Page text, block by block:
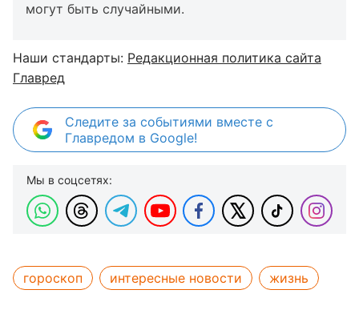
могут быть случайными.
Наши стандарты: Редакционная политика сайта
Главред
Следите за событиями вместе с
Главредом в Google!
Мы в соцсетях:
гороскоп интересные новости жизнь